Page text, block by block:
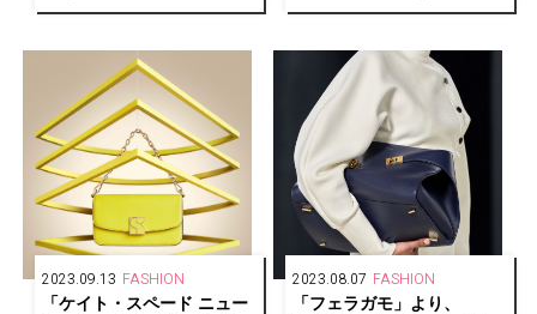
MARC」ファミリーを展開
FW2023コレクションのル
2023.09.13 FASHION
「ケイト・スペード ニュー
2023.08.07 FASHION
「フェラガモ」より、